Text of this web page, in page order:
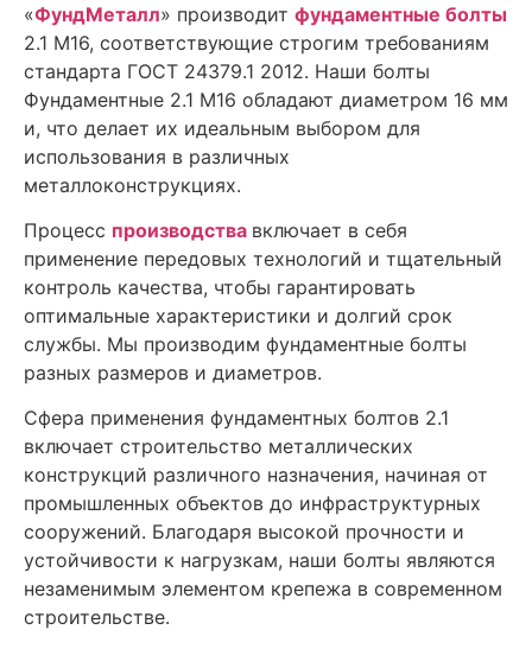
«ФундМеталл» производит фундаментные болты
2.1 М16, соответствующие строгим требованиям
стандарта ГОСТ 24379.1 2012. Наши болты
Фундаментные 2.1 М16 обладают диаметром 16 мм
и, что делает их идеальным выбором для
использования в различных
металлоконструкциях.
Процесс производства включает в себя
применение передовых технологий и тщательный
контроль качества, чтобы гарантировать
оптимальные характеристики и долгий срок
службы. Мы производим фундаментные болты
разных размеров и диаметров.
Сфера применения фундаментных болтов 2.1
включает строительство металлических
конструкций различного назначения, начиная от
промышленных объектов до инфраструктурных
сооружений. Благодаря высокой прочности и
устойчивости к нагрузкам, наши болты являются
незаменимым элементом крепежа в современном
строительстве.